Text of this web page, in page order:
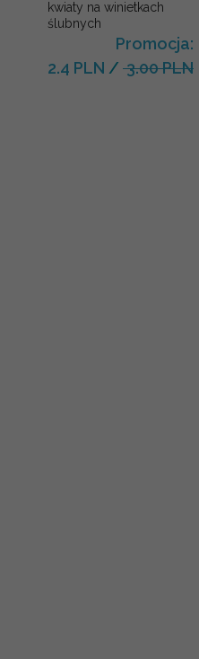
kwiaty na winietkach
ślubnych
Promocja:
2.4 PLN / 3.00 PLN